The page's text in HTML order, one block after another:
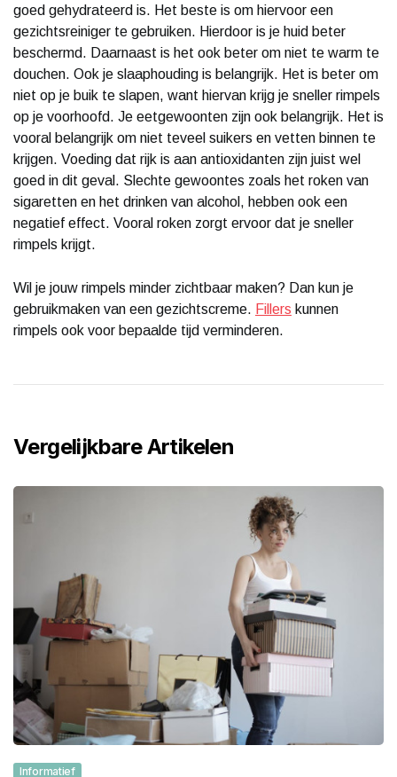
goed gehydrateerd is. Het beste is om hiervoor een
gezichtsreiniger te gebruiken. Hierdoor is je huid beter
beschermd. Daarnaast is het ook beter om niet te warm te
douchen. Ook je slaaphouding is belangrijk. Het is beter om
niet op je buik te slapen, want hiervan krijg je sneller rimpels
op je voorhoofd. Je eetgewoonten zijn ook belangrijk. Het is
vooral belangrijk om niet teveel suikers en vetten binnen te
krijgen. Voeding dat rijk is aan antioxidanten zijn juist wel
goed in dit geval. Slechte gewoontes zoals het roken van
sigaretten en het drinken van alcohol, hebben ook een
negatief effect. Vooral roken zorgt ervoor dat je sneller
rimpels krijgt.
Wil je jouw rimpels minder zichtbaar maken? Dan kun je
gebruikmaken van een gezichtscreme. Fillers kunnen
rimpels ook voor bepaalde tijd verminderen.
Vergelijkbare Artikelen
Informatief